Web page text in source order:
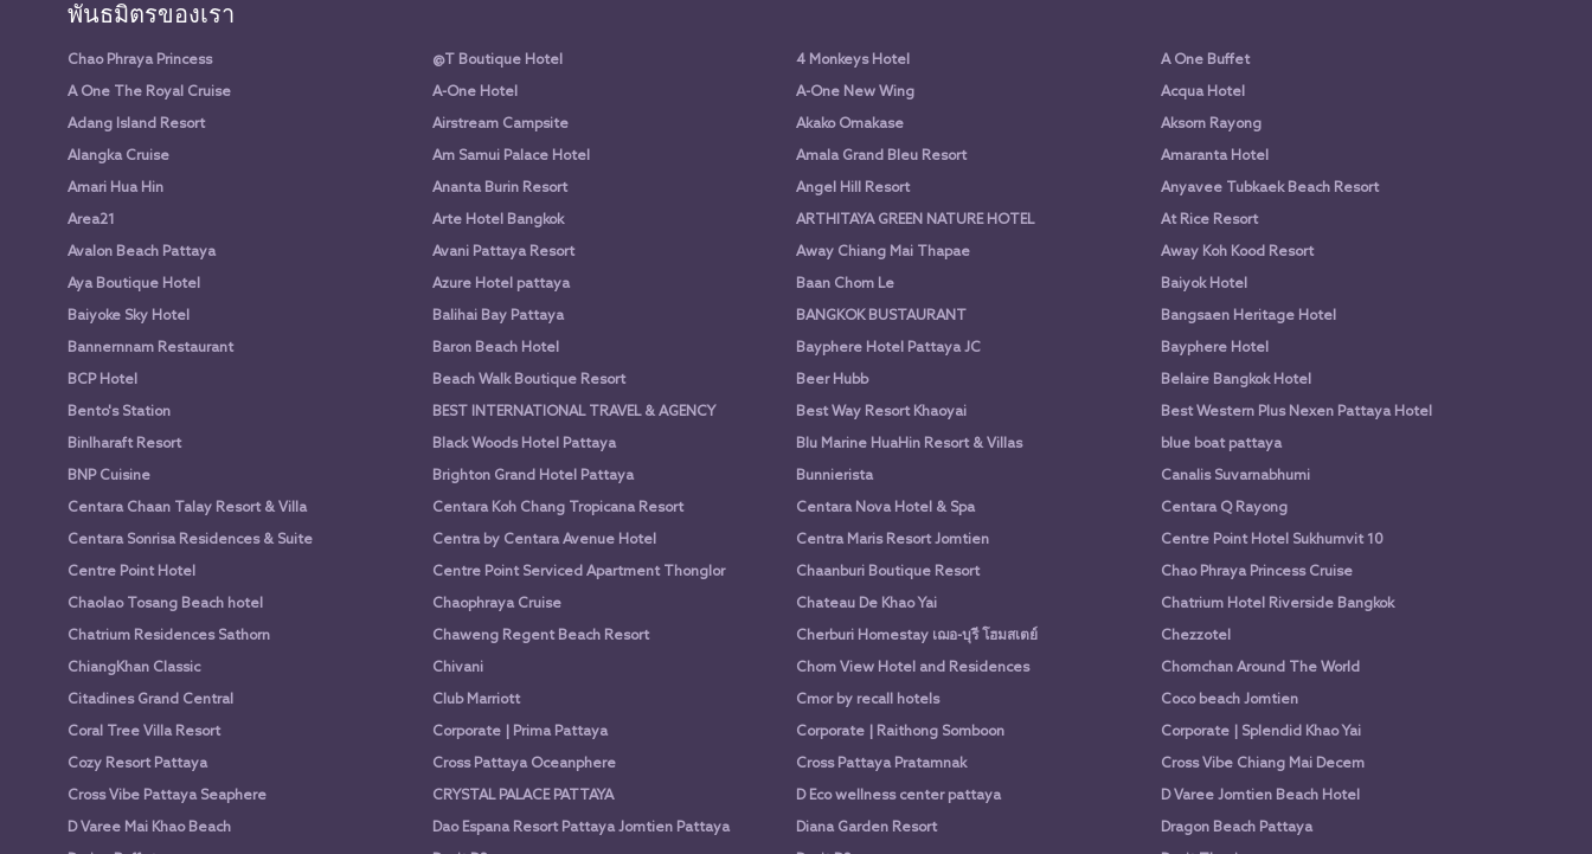
พันธมิตรของเรา
Chao Phraya Princess @T Boutique Hotel 4 Monkeys Hotel
A One Buffet
A One The Royal Cruise
A-One Hotel A-One New Wing
Acqua Hotel
Adang Island Resort
Airstream Campsite Akako Omakase
Aksorn Rayong
Alangka Cruise
Am Samui Palace Hotel Amala Grand Bleu Resort
Amaranta Hotel
Amari Hua Hin
Ananta Burin Resort Angel Hill Resort
Anyavee Tubkaek Beach Resort
Area21
Arte Hotel Bangkok ARTHITAYA GREEN NATURE HOTEL
At Rice Resort
Avalon Beach Pattaya
Avani Pattaya Resort Away Chiang Mai Thapae
Away Koh Kood Resort
Aya Boutique Hotel
Azure Hotel pattaya Baan Chom Le
Baiyok Hotel
Baiyoke Sky Hotel
Balihai Bay Pattaya BANGKOK BUSTAURANT
Bangsaen Heritage Hotel
Bannernnam Restaurant
Baron Beach Hotel Bayphere Hotel Pattaya JC
Bayphere Hotel
BCP Hotel
Beach Walk Boutique Resort Beer Hubb
Belaire Bangkok Hotel
Bento's Station
BEST INTERNATIONAL TRAVEL & AGENCY Best Way Resort Khaoyai
Best Western Plus Nexen Pattaya Hotel
Binlharaft Resort
Black Woods Hotel Pattaya Blu Marine HuaHin Resort & Villas
blue boat pattaya
BNP Cuisine
Brighton Grand Hotel Pattaya Bunnierista
Canalis Suvarnabhumi
Centara Chaan Talay Resort & Villa
Centara Koh Chang Tropicana Resort Centara Nova Hotel & Spa
Centara Q Rayong
Centara Sonrisa Residences & Suite
Centra by Centara Avenue Hotel Centra Maris Resort Jomtien
Centre Point Hotel Sukhumvit 10
Centre Point Hotel
Centre Point Serviced Apartment Thonglor Chaanburi Boutique Resort
Chao Phraya Princess Cruise
Chaolao Tosang Beach hotel
Chaophraya Cruise Chateau De Khao Yai
Chatrium Hotel Riverside Bangkok
Chatrium Residences Sathorn
Chaweng Regent Beach Resort Cherburi Homestay เฌอ-บุรี โฮมสเตย์
Chezzotel
ChiangKhan Classic
Chivani Chom View Hotel and Residences
Chomchan Around The World
Citadines Grand Central
Club Marriott Cmor by recall hotels
Coco beach Jomtien
Coral Tree Villa Resort
Corporate | Prima Pattaya Corporate | Raithong Somboon
Corporate | Splendid Khao Yai
Cozy Resort Pattaya
Cross Pattaya Oceanphere Cross Pattaya Pratamnak
Cross Vibe Chiang Mai Decem
Cross Vibe Pattaya Seaphere
CRYSTAL PALACE PATTAYA D Eco wellness center pattaya
D Varee Jomtien Beach Hotel
D Varee Mai Khao Beach
Dao Espana Resort Pattaya Jomtien Pattaya Diana Garden Resort
Dragon Beach Pattaya